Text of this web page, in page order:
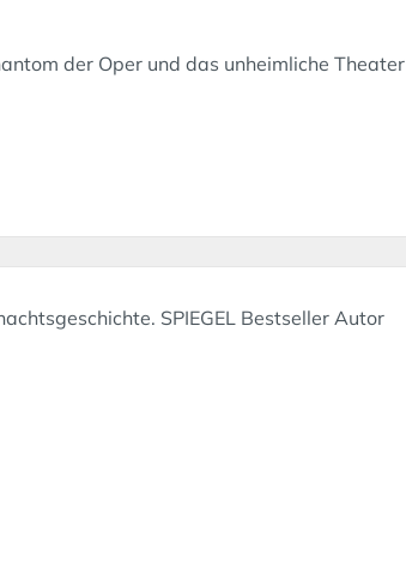
der Oper und das unheimliche Theater